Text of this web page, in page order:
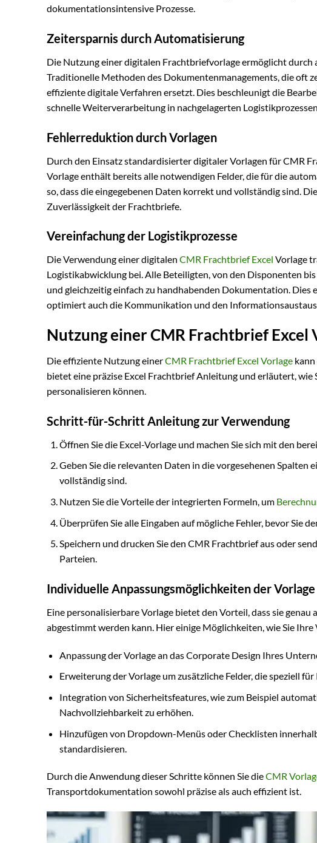
dokumentationsintensive Prozesse.
Zeitersparnis durch Automatisierung
Die Nutzung einer digitalen Frachtbriefvorlage ermöglicht
Traditionelle Methoden des Dokumentenmanagements, die oft
effiziente digitale Verfahren ersetzt. Dies beschleunigt die
schnelle Weiterverarbeitung in nachgelagerten
Fehlerreduktion durch Vorlagen
Durch den Einsatz standardisierter digitaler Vorlagen für CMR
Vorlage enthält bereits alle notwendigen Felder, die für die
so, dass die eingegebenen Daten korrekt und vollständig sind.
Zuverlässigkeit der Frachtbriefe.
Vereinfachung der Logistikprozesse
Die Verwendung einer digitalen CMR Frachtbrief Excel Vorlage
Logistikabwicklung bei. Alle Beteiligten, von den Disponenten
und gleichzeitig einfach zu handhabenden Dokumentation.
optimiert auch die Kommunikation und den
Nutzung einer CMR Frachtbrief Excel
Die effiziente Nutzung einerCMR Frachtbrief Excel Vorlage
bietet eine präzise Excel Frachtbrief Anleitung und erläutert,
personalisieren können.
Schritt-für-Schritt Anleitung zur Verwendung
Öffnen Sie die Excel-Vorlage und machen Sie sich mit den
Geben Sie die relevanten Daten in die vorgesehenen
vollständig sind.
Nutzen Sie die Vorteile der integrierten Formeln, um
Überprüfen Sie alle Eingaben auf mögliche Fehler, bevor Sie
Speichern und drucken Sie den CMR Frachtbrief aus oder
Parteien.
Individuelle Anpassungsmöglichkeiten der Vorlage
Eine personalisierbare Vorlage bietet den Vorteil, dass sie
abgestimmt werden kann. Hier einige Möglichkeiten, wie Sie
Anpassung der Vorlage an das Corporate Design Ihres
Erweiterung der Vorlage um zusätzliche Felder, die speziell
Integration von Sicherheitsfeatures, wie zum Beispiel
Nachvollziehbarkeit zu erhöhen.
Hinzufügen von Dropdown-Menüs oder Checklisten
standardisieren.
Durch die Anwendung dieser Schritte können Sie dieCMR
Transportdokumentation sowohl präzise als auch effizient ist.